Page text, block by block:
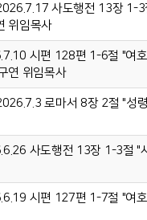
사도행전 13장 1-3
위임목사
시편 128편 1-6절 "여
연 위임목사
로마서 8장 2절 "성
사도행전 13장 1-3절 "
시편 127편 1-7절 "여